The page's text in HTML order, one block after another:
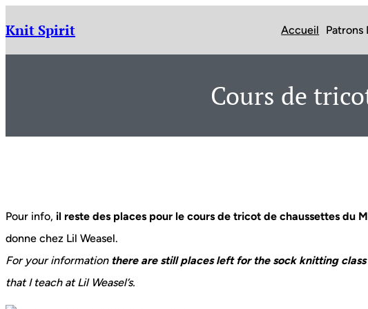
contenu
Knit Spirit Accueil Patrons
Cours de
Pour info, il reste des places pour le cours de tricot de chaussettes du
donne chez Lil Weasel.
For your information there are still places left for the sock knitting
that I teach at Lil Weasel’s.